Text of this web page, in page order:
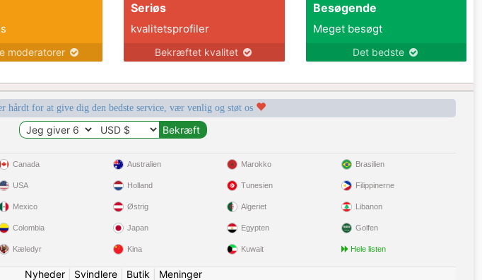
moderatorer
Seriøs
kvalitetsprofiler
Bekræftet kvalitet
Besøgende
Meget besøgt
Det bedste
hårdt for at give dig den bedste service, vær venlig og støt os
Canada
USA
Mexico
Colombia
Kæledyr
Australien
Holland
Østrig
Japan
Kina
Marokko
Tunesien
Algeriet
Egypten
Kuwait
Brasilien
Filippinerne
Libanon
Golfen
Hele listen
Nyheder| Svindlere| Butik Meninger